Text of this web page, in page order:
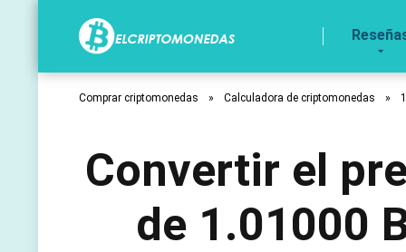
Comprar criptomonedas » Calculadora de criptomonedas »
Convertir el
de 1.01000